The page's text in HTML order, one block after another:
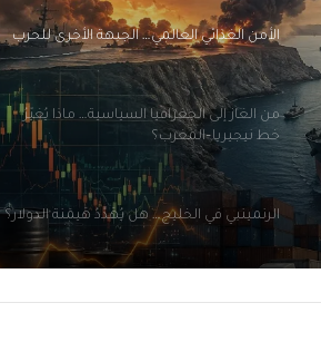
من الغاز إلى الجغرافيا السياسية… ماذا يُغيّرُ
خط نيجيريا–المغرب؟
الرنمينبي في الخليج… هل يُهَدِّدُ هَيمَنَةَ الدولار؟
ميناء ينبع السعودي: بوّابة بديلة لمضيق
هرمز… لكن البحر الأحمر ليس أكثر أمانًا